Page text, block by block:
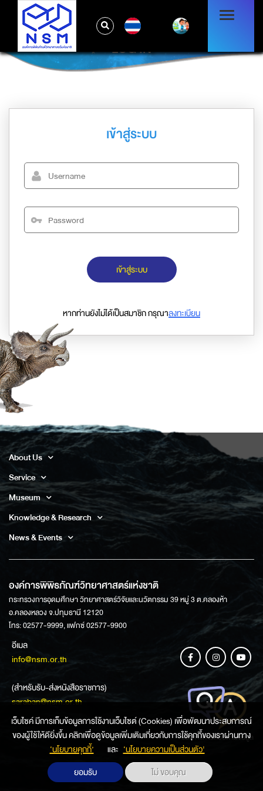
LOG IN
เข้าสู่ระบบ
เข้าสู่ระบบ
หากท่านยังไม่ได้เป็นสมาชิก กรุณาลงทะเบียน
About Us
Service
Museum
Knowledge & Research
News & Events
องค์การพิพิธภัณฑ์วิทยาศาสตร์แห่งชาติ
กระทรวงการอุดมศึกษา วิทยาศาสตร์วิจัยและนวัตกรรม 39 หมู่ 3 ต.คลองห้า
อ.คลองหลวง จ.ปทุมธานี 12120
โทร: 02577-9999, แฟกซ์ 02577-9900
อีเมล
info@nsm.or.th
(สำหรับรับ-ส่งหนังสือราชการ)
saraban@nsm.or.th
ช่องทางการสอบถามข้อมูล
เว็บไซค์ มีการเก็บข้อมูลการใช้งานเว็บไซต์ (Cookies) เพื่อพัฒนาประสบการณ์
ของผู้ใช้ให้ดียิ่งขึ้น คลิกเพื่อดูข้อมูลเพิ่มเติมเกี่ยวกับการใช้คุกกี้ของเราผ่านทาง
‘นโยบายคุกกี้’
และ ‘นโยบายความเป็นส่วนตัว'
ยอมรับ
ไม่ ขอบคุณ